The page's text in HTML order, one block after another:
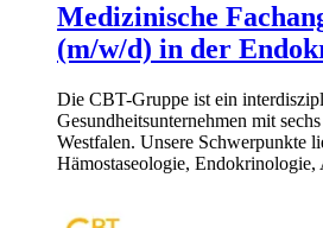
Medizinische
(m/w/d) in der
Die CBT-Gruppe ist ein
Gesundheitsunternehmen mit
Westfalen. Unsere Schwerpunkte
Hämostaseologie, Endokrinologie,